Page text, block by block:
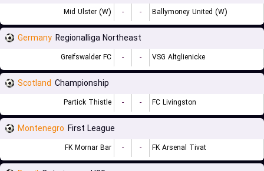
Mid Ulster (W) - - Ballymoney United (W)
Germany Regionalliga Northeast
Greifswalder FC - - VSG Altglienicke
Scotland Championship
Partick Thistle - - FC Livingston
Montenegro First League
FK Mornar Bar - - FK Arsenal Tivat